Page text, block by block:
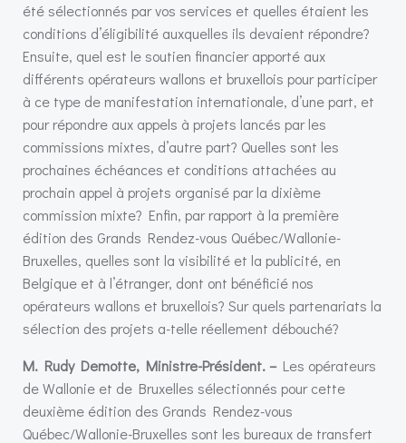
été sélectionnés par vos services et quelles étaient les
conditions d’éligibilité auxquelles ils devaient répondre?
Ensuite, quel est le soutien financier apporté aux
différents opérateurs wallons et bruxellois pour participer
à ce type de manifestation internationale, d’une part, et
pour répondre aux appels à projets lancés par les
commissions mixtes, d’autre part? Quelles sont les
prochaines échéances et conditions attachées au
prochain appel à projets organisé par la dixième
commission mixte? Enfin, par rapport à la première
édition des Grands Rendez-vous Québec/Wallonie-
Bruxelles, quelles sont la visibilité et la publicité, en
Belgique et à l’étranger, dont ont bénéficié nos
opérateurs wallons et bruxellois? Sur quels partenariats la
sélection des projets a-telle réellement débouché?
M. Rudy Demotte, Ministre-Président. –Les opérateurs
de Wallonie et de Bruxelles sélectionnés pour cette
deuxième édition des Grands Rendez-vous
Québec/Wallonie-Bruxelles sont les bureaux de transfert